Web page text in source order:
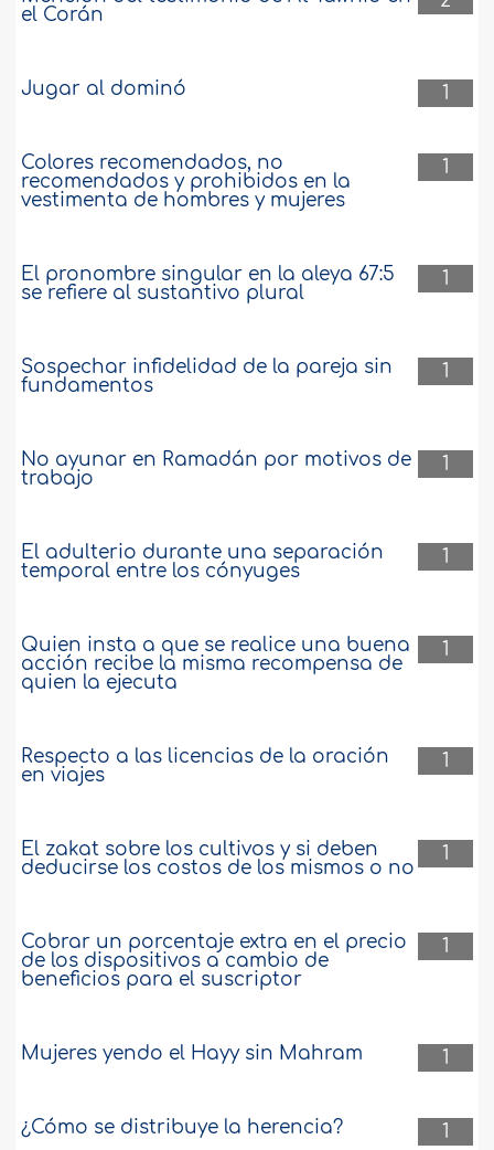
el Corán
1
Jugar al dominó
1
Colores recomendados, no
recomendados y prohibidos en la
vestimenta de hombres y mujeres
1
El pronombre singular en la aleya 67:5
se refiere al sustantivo plural
1
Sospechar infidelidad de la pareja sin
fundamentos
1
No ayunar en Ramadán por motivos de
trabajo
1
El adulterio durante una separación
temporal entre los cónyuges
1
Quien insta a que se realice una buena
acción recibe la misma recompensa de
quien la ejecuta
1
Respecto a las licencias de la oración
en viajes
1
El zakat sobre los cultivos y si deben
deducirse los costos de los mismos o no
1
Cobrar un porcentaje extra en el precio
de los dispositivos a cambio de
beneficios para el suscriptor
1
Mujeres yendo el Hayy sin Mahram
1
¿Cómo se distribuye la herencia?